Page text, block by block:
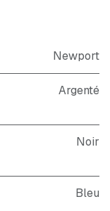
Newport
Argenté
Noir
Bleu